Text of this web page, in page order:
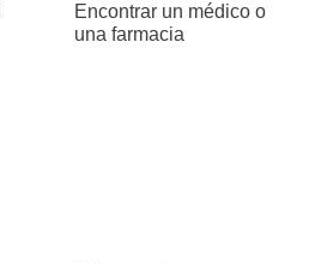
Encontrar un médico o
una farmacia